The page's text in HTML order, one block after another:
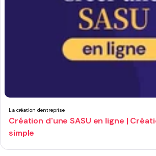
La création d'entreprise
Création d'une SASU en ligne |
simple